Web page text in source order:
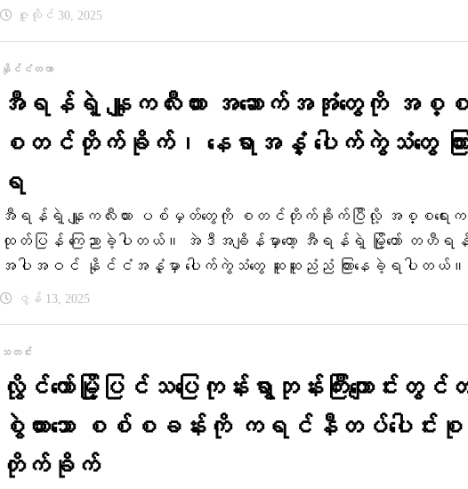
ဇူလိုင် 30, 2025
နိုင်ငံတကာ
အီရန်ရဲ့ နျူကလီးယား အဆောက်အအုံတွေကို အစ္စ
စတင်တိုက်ခိုက်၊ နေရာအနှံ့ ပေါက်ကွဲသံတွေ ကြာ
ရ
အီရန်ရဲ့ နျူကလီးယား ပစ်မှတ်တွေကို စတင်တိုက်ခိုက်ပြီလို့ အစ္စရေးက
ထုတ်ပြန် ကြေညာခဲ့ပါတယ်။ အဲဒီအချိန်မှာတော့ အီရန်ရဲ့ မြို့တော် တဟီရ
အပါအဝင် နိုင်ငံအနှံ့မှာ ပေါက်ကွဲသံတွေ ဆူဆူညံညံ ကြားနေခဲ့ရပါတယ်။
ဇွန် 13, 2025
သတင်း
လွိုင်ကော်မြို့ပြင်သပြေကုန်းရွာဘုန်းကြီးကျောင်းတွ
စွဲထား​သော စစ်စခန်းကို ကရင်နီတပ်​ပေါင်းစု
တိုက်ခိုက်